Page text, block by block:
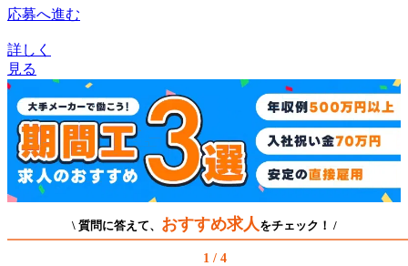
応募へ進む
詳しく
見る
\ 質問に答えて、 おすすめ求人 をチェック！ /
1 / 4